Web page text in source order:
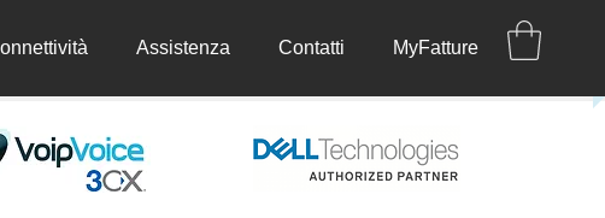
Connettività Assistenza Contatti
Assistenza Contatti MyFatture